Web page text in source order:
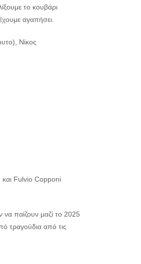
το κουβάρι
αγαπήσει.
Νίκος
Fulvio Copponi
παίζουν μαζί το 2025
τραγούδια από τις